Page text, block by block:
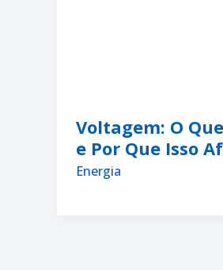
Voltagem: O
e Por Que Isso
Energia